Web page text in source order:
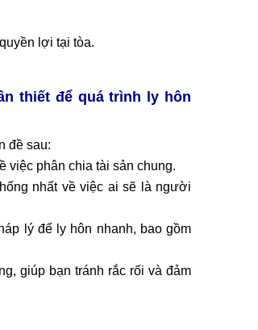
lợi tại tòa.
thiết để quá trình ly hôn
đề sau:
việc phân chia tài sản chung.
nhất về việc ai sẽ là người
lý để ly hôn nhanh, bao gồm
giúp bạn tránh rắc rối và đảm